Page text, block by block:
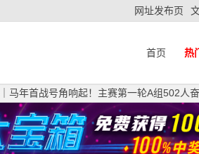
网址发布页
首页 热
马年首战号角响起！主赛第一轮A组502人